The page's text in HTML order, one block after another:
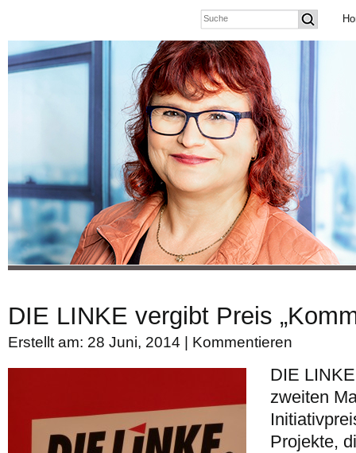
DIE LINKE vergibt Preis
Erstellt am: 28 Juni, 2014 | Kommentieren
DIE
zweiten
Projekte,